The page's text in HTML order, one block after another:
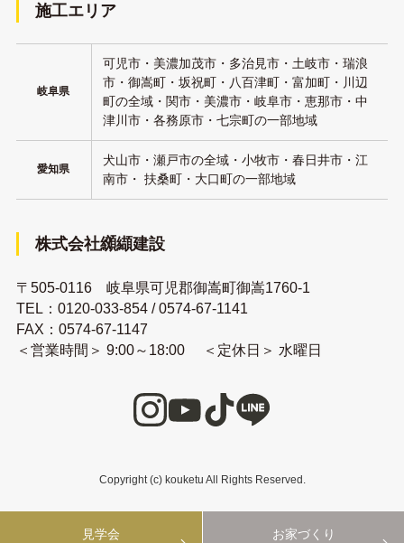
施工エリア
岐阜県
可児市・美濃加茂市・多治見市・土岐市・瑞浪
市・御嵩町・坂祝町・八百津町・富加町・川辺
町の全域・関市・美濃市・岐阜市・恵那市・中
津川市・各務原市・七宗町の一部地域
愛知県
犬山市・瀬戸市の全域・小牧市・春日井市・江
南市・ 扶桑町・大口町の一部地域
株式会社纐纈建設
〒505-0116 岐阜県可児郡御嵩町御嵩1760-1
TEL： 0120-033-854/0574-67-1141
FAX：0574-67-1147
＜営業時間＞ 9:00～18:00 ＜定休日＞ 水曜日
Copyright (c) kouketu All Rights Reserved.
見学会 お家づくり